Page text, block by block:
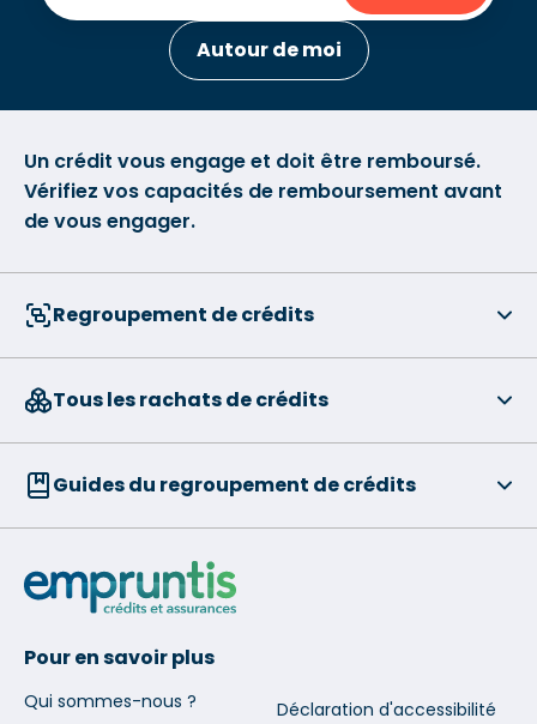
Autour de moi
Un crédit vous engage et doit être remboursé.
Vérifiez vos capacités de remboursement avant
de vous engager.
Regroupement de crédits
Tous les rachats de crédits
Guides du regroupement de crédits
Pour en savoir plus
Qui sommes-nous ?
Déclaration d'accessibilité